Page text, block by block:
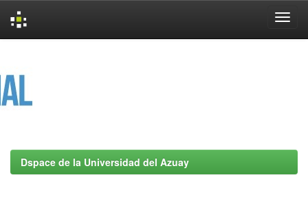
Dspace de la Universidad del Azuay